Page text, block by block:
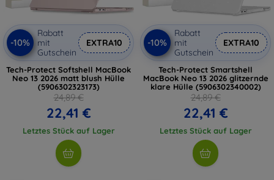
-10%
Rabatt
mit
Gutschein
EXTRA10
Tech-Protect Softshell MacBook
Neo 13 2026 matt blush Hülle
(5906302323173)
24,89 €
22,41 €
Letztes Stück auf Lager
-10%
Rabatt
mit
Gutschein
EXTRA10
Tech-Protect Smartshell
MacBook Neo 13 2026 glitzernde
klare Hülle (5906302340002)
24,89 €
22,41 €
Letztes Stück auf Lager